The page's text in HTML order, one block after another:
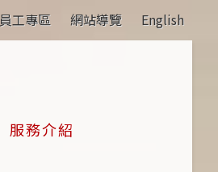
員工專區 網站導覽 English
服務介紹